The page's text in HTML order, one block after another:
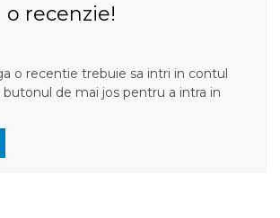
o recenzie!
o recentie trebuie sa intri in contul
butonul de mai jos pentru a intra in